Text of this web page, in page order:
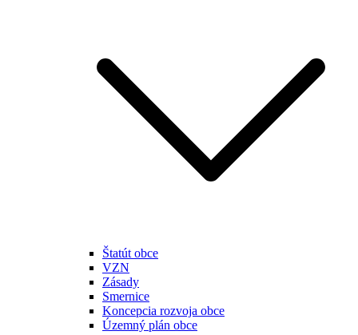
Štatút obce
VZN
Zásady
Smernice
Koncepcia rozvoja obce
Územný plán obce